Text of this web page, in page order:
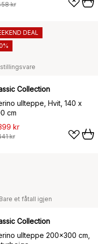
kr
Collection
ullteppe, Hvit, 140 x
cm
kr
kr
DEAL
Bare et fåtall igjen
Collection
ullteppe 200x300 cm,